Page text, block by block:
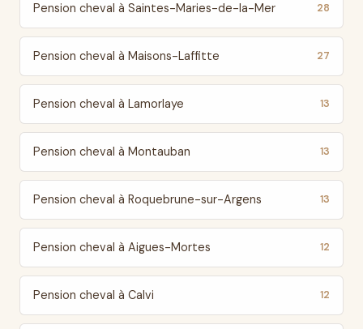
Pension cheval à Saintes-Maries-de-la-Mer 28
Pension cheval à Maisons-Laffitte 27
Pension cheval à Lamorlaye 13
Pension cheval à Montauban 13
Pension cheval à Roquebrune-sur-Argens 13
Pension cheval à Aigues-Mortes 12
Pension cheval à Calvi 12